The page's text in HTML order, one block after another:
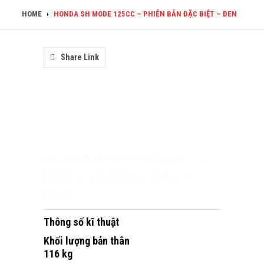
HOME › HONDA SH MODE 125CC – PHIÊN BẢN ĐẶC BIỆT – ĐEN
Share Link
Thông số kĩ thuật
Khối lượng bản thân
116 kg